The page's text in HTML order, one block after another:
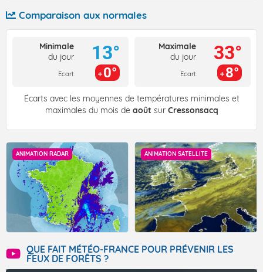
Comparaison aux normales
Minimale
du jour
Ecart
13°
0°
Maximale
du jour
Ecart
33°
8°
Écarts avec les moyennes de températures minimales et
maximales du mois de août sur Cressonsacq
ANIMATION RADAR ANIMATION SATELLITE
QUE FAIT MÉTÉO-FRANCE POUR PRÉVENIR LES
FEUX DE FORÊTS ?